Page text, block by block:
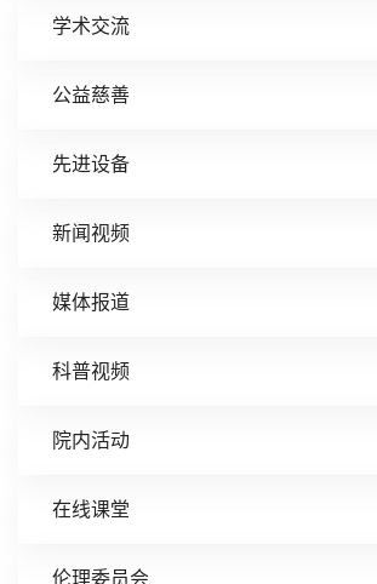
学术交流
公益慈善
先进设备
新闻视频
媒体报道
科普视频
院内活动
在线课堂
伦理委员会